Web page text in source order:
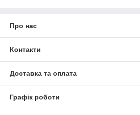
Про нас
Контакти
Доставка та оплата
Графік роботи